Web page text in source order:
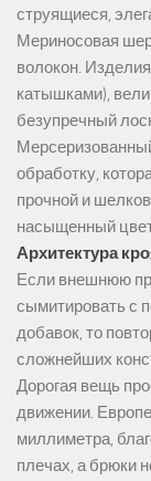
струящиеся,
Мериносовая
волокон.
катышками),
безупречный
обработку,
прочной и
насыщенный
Архитектура
Если внешнюю
сымитировать с
добавок, то
сложнейших
Дорогая вещь
движении.
миллиметра,
плечах, а брюки